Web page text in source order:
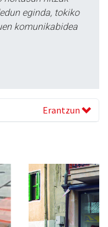
eginda, tokiko
komunikabidea
Erantzun